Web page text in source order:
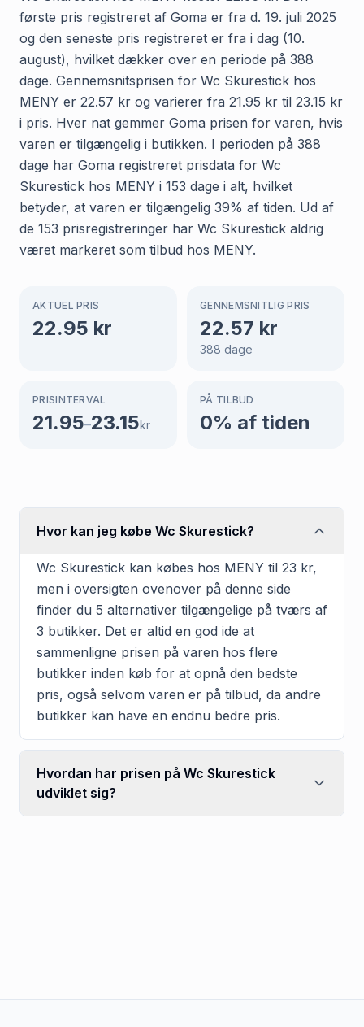
første pris registreret af Goma er fra d. 19. juli 2025
og den seneste pris registreret er fra i dag (10.
august), hvilket dækker over en periode på 388
dage. Gennemsnitsprisen for Wc Skurestick hos
MENY er 22.57 kr og varierer fra 21.95 kr til 23.15 kr
i pris. Hver nat gemmer Goma prisen for varen, hvis
varen er tilgængelig i butikken. I perioden på 388
dage har Goma registreret prisdata for Wc
Skurestick hos MENY i 153 dage i alt, hvilket
betyder, at varen er tilgængelig 39% af tiden. Ud af
de 153 prisregistreringer har Wc Skurestick aldrig
været markeret som tilbud hos MENY.
AKTUEL PRIS
22.95 kr
GENNEMSNITLIG PRIS
22.57 kr
388 dage
PRISINTERVAL
21.95–23.15kr
PÅ TILBUD
0% af tiden
Hvor kan jeg købe Wc Skurestick?
Wc Skurestick kan købes hos MENY til 23 kr,
men i oversigten ovenover på denne side
finder du 5 alternativer tilgængelige på tværs af
3 butikker. Det er altid en god ide at
sammenligne prisen på varen hos flere
butikker inden køb for at opnå den bedste
pris, også selvom varen er på tilbud, da andre
butikker kan have en endnu bedre pris.
Hvordan har prisen på Wc Skurestick
udviklet sig?